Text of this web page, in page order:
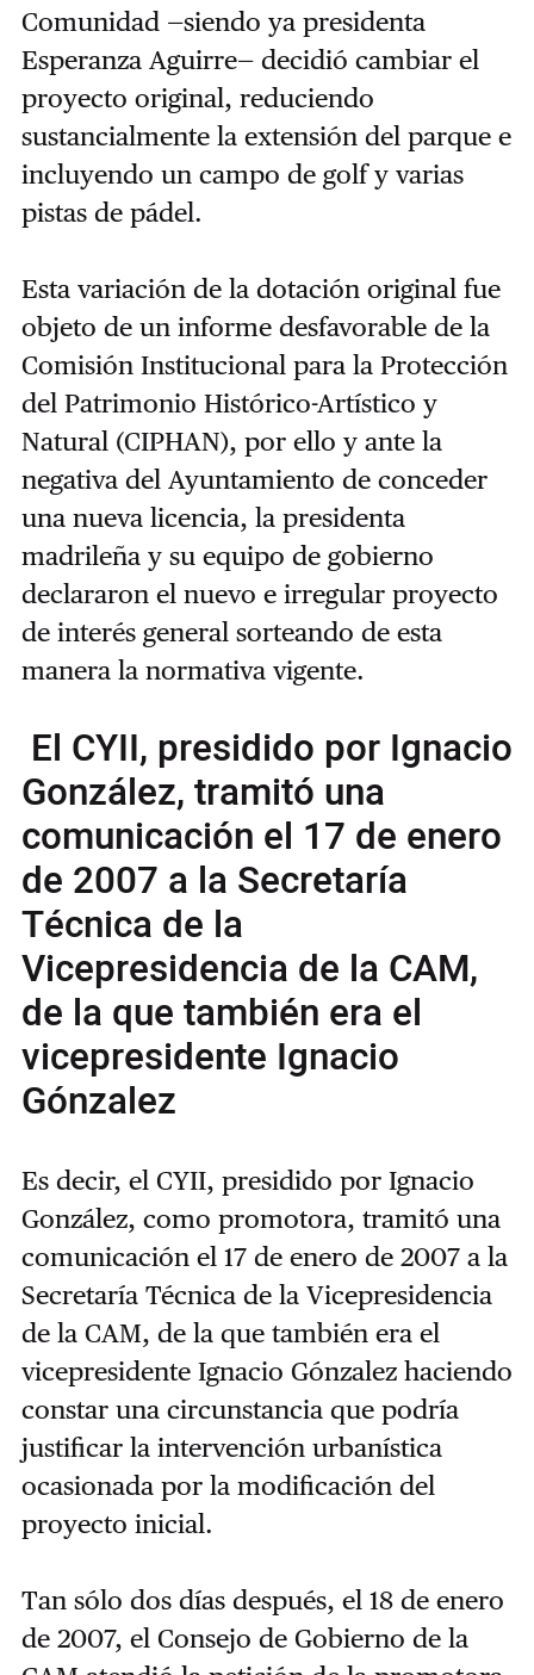
Comunidad —siendo ya presidenta
Esperanza Aguirre— decidió cambiar el
proyecto original, reduciendo
sustancialmente la extensión del parque e
incluyendo un campo de golf y varias
pistas de pádel.
Esta variación de la dotación original fue
objeto de un informe desfavorable de la
Comisión Institucional para la Protección
del Patrimonio Histórico-Artístico y
Natural (CIPHAN), por ello y ante la
negativa del Ayuntamiento de conceder
una nueva licencia, la presidenta
madrileña y su equipo de gobierno
declararon el nuevo e irregular proyecto
de interés general sorteando de esta
manera la normativa vigente.
El CYII, presidido por Ignacio
González, tramitó una
comunicación el 17 de enero
de 2007 a la Secretaría
Técnica de la
Vicepresidencia de la CAM,
de la que también era el
vicepresidente Ignacio
Gónzalez
Es decir, el CYII, presidido por Ignacio
González, como promotora, tramitó una
comunicación el 17 de enero de 2007 a la
Secretaría Técnica de la Vicepresidencia
de la CAM, de la que también era el
vicepresidente Ignacio Gónzalez haciendo
constar una circunstancia que podría
justificar la intervención urbanística
ocasionada por la modificación del
proyecto inicial.
Tan sólo dos días después, el 18 de enero
de 2007, el Consejo de Gobierno de la